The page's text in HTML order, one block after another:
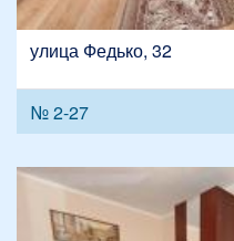
улица Федько, 32
№ 2-27